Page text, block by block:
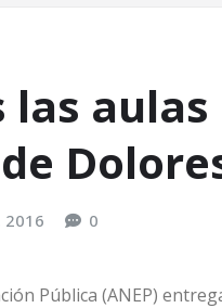
las
2016 0
Pública (ANEP)